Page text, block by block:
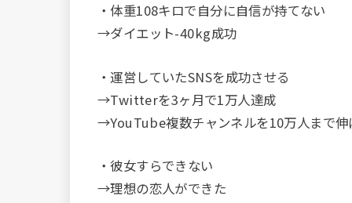
・体重108キロで自分に自信が持てない
→ダイエット-40kg成功
・運営していたSNSを成功させる
→Twitterを3ヶ月で1万人達成
→YouTube複数チャンネルを10万人まで伸
・彼女すらできない
→理想の恋人ができた